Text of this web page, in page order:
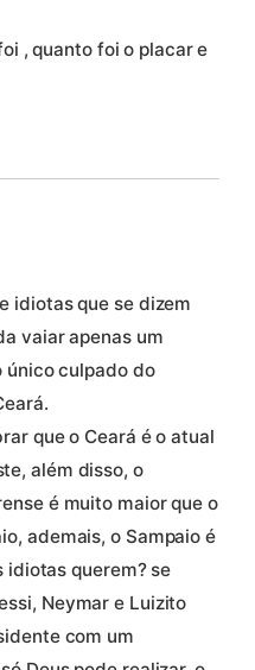
, quanto foi o placar e
idiotas que se dizem
vaiar apenas um
único culpado do
que o Ceará é o atual
além disso, o
é muito maior que o
ademais, o Sampaio é
idiotas querem? se
Neymar e Luizito
com um